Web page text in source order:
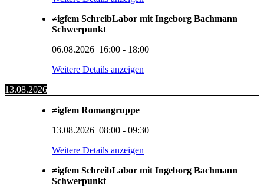
≠igfem SchreibLabor mit Ingeborg Bachmann
Schwerpunkt
06.08.2026 16:00 - 18:00
Weitere Details anzeigen
13.08.2026
≠igfem Romangruppe
13.08.2026 08:00 - 09:30
Weitere Details anzeigen
≠igfem SchreibLabor mit Ingeborg Bachmann
Schwerpunkt